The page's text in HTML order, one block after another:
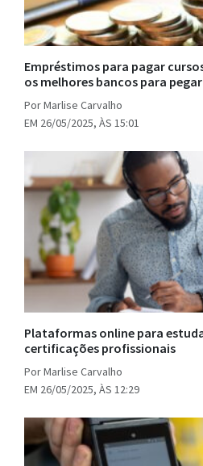
Empréstimos para pagar
os melhores bancos para
Por Marlise Carvalho
EM 26/05/2025, ÀS 15:01
Plataformas online para
certificações profissionais
Por Marlise Carvalho
EM 26/05/2025, ÀS 12:29